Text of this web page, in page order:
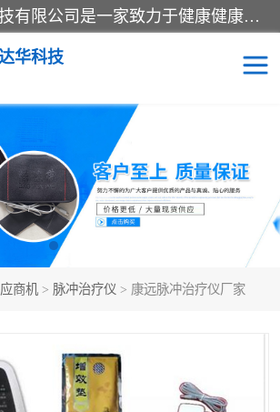
深圳运康达华科技有限公司是一家致力于健康健康产业的现代化企业，已经走过了15个春秋，开创了中医外用发展的新未来，是专业从事中医医疗仪器的研发、生产、销售、服务为一体的子公司，在医疗器械的设计、开发和生产方面率先引进国际先进技术和好的科技人员，先后开发出了场效应治疗仪、多功能治疗仪、颈椎治疗仪、腰椎治疗仪、增效垫等多个系列。
华科技
商机 > 脉冲治疗仪 > 康远脉冲治疗仪厂家
中药提速
脉冲治疗仪